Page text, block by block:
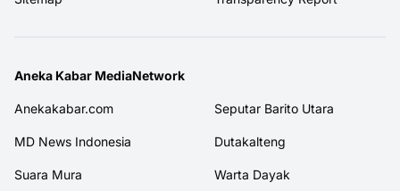
Aneka Kabar MediaNetwork
Anekakabar.com Seputar Barito Utara
MD News Indonesia Dutakalteng
Suara Mura Warta Dayak